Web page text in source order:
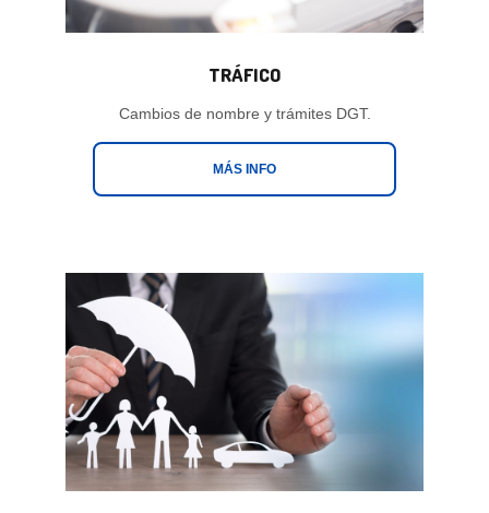
TRÁFICO
Cambios de nombre y trámites DGT.
MÁS INFO